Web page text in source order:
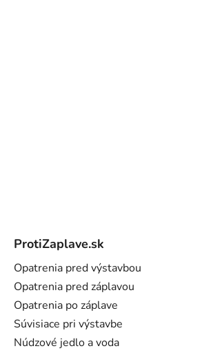
ProtiZaplave.sk
Opatrenia pred výstavbou
Opatrenia pred záplavou
Opatrenia po záplave
Súvisiace pri výstavbe
Núdzové jedlo a voda